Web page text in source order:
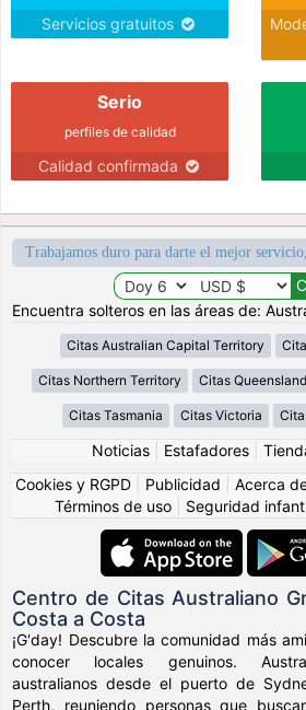
Servicios gratuitos
Serio
perfiles de calidad
Calidad confirmada
Trabajamos duro para darte el mejor
Encuentra solteros en las áreas de:
Citas Australian Capital Territory
Citas Northern Territory Citas Queensland
Citas Tasmania Citas Victoria
Noticias Estafadores
Cookies y RGPD
Publicidad Acerca
Términos de uso
Seguridad
Centro de Citas Australiano
Costa a Costa
¡G'day! Descubre la comunidad más
conocer locales genuinos.
australianos desde el puerto de
Perth, reuniendo personas que